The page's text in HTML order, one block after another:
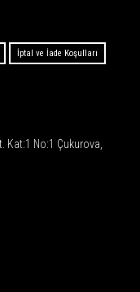
İptal ve İade Koşulları
Kat:1 No:1 Çukurova,